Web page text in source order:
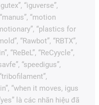
“iguverse”,
“motion
“plastics for
“Rawbot”, “RBTX”,
“ReBeL”, “ReCyycle”,
“speedigus”,
“when it moves, igus
là các nhãn hiệu đã